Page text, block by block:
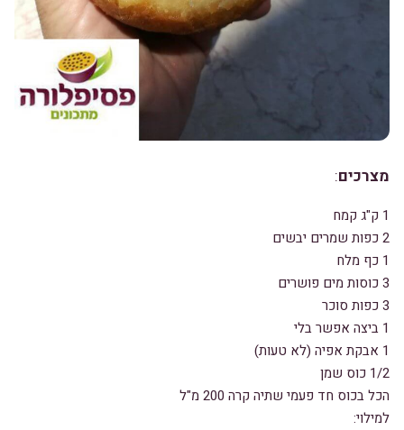
מצרכים:
1 ק"ג קמח
2 כפות שמרים יבשים
1 כף מלח
3 כוסות מים פושרים
3 כפות סוכר
1 ביצה אפשר בלי
1 אבקת אפיה (לא טעות)
1/2 כוס שמן
הכל בכוס חד פעמי שתיה קרה 200 מ"ל
למילוי: